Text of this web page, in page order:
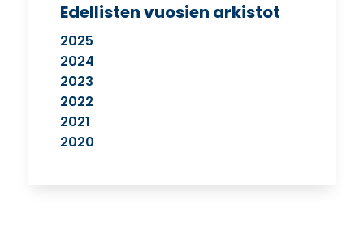
Edellisten vuosien arkistot
2025
2024
2023
2022
2021
2020